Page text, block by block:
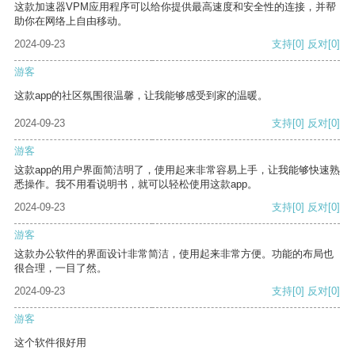
这款加速器VPM应用程序可以给你提供最高速度和安全性的连接，并帮
助你在网络上自由移动。
2024-09-23
支持[0] 反对[0]
游客
这款app的社区氛围很温馨，让我能够感受到家的温暖。
2024-09-23 支持[0] 反对[0]
游客
这款app的用户界面简洁明了，使用起来非常容易上手，让我能够快速熟
悉操作。我不用看说明书，就可以轻松使用这款app。
2024-09-23
支持[0] 反对[0]
游客
这款办公软件的界面设计非常简洁，使用起来非常方便。功能的布局也
很合理，一目了然。
2024-09-23
支持[0] 反对[0]
游客
这个软件很好用